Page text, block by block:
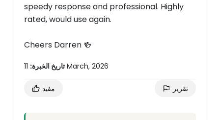
speedy response and professional. Highly
rated, would use again.
Cheers Darren 🍻
تاريخ الخبرة: 11 March, 2026
مفيد تقرير